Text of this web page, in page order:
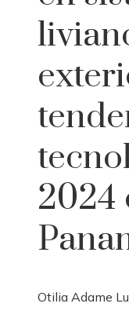
2024
Otilia Adame